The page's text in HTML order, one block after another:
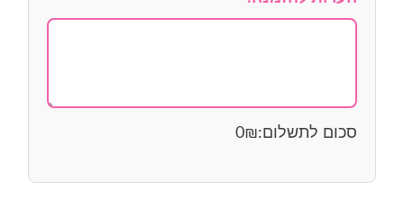
סכום לתשלום: 0₪